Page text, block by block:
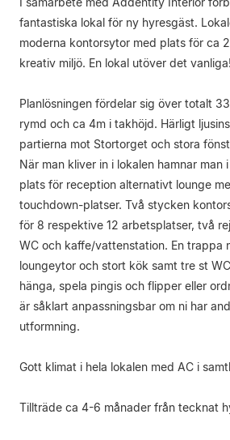
fantastiska lokal för ny hyresgäst.
moderna kontorsytor med plats för ca
kreativ miljö. En lokal utöver det vanliga!
Planlösningen fördelar sig över totalt
rymd och ca 4m i takhöjd. Härligt
partierna mot Stortorget och stora
När man kliver in i lokalen hamnar man
plats för reception alternativt lounge
touchdown-platser. Två stycken
för 8 respektive 12 arbetsplatser, två
WC och kaffe/vattenstation. En trappa
loungeytor och stort kök samt tre st
hänga, spela pingis och flipper eller
är såklart anpassningsbar om ni har
utformning.
Gott klimat i hela lokalen med AC i
Tillträde ca 4-6 månader från tecknat